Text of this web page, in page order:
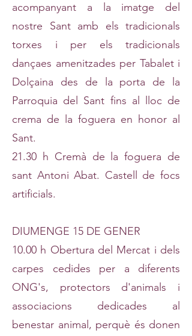
acompanyant a la imatge del
nostre Sant amb els tradicionals
torxes i per els tradicionals
dançaes amenitzades per Tabalet i
Dolçaina des de la porta de la
Parroquia del Sant fins al lloc de
crema de la foguera en honor al
Sant.
21.30 h Cremà de la foguera de
sant Antoni Abat. Castell de focs
artificials.
DIUMENGE 15 DE GENER
10.00 h Obertura del Mercat i dels
carpes cedides per a diferents
ONG's, protectors d'animals i
associacions dedicades al
benestar animal, perquè és donen